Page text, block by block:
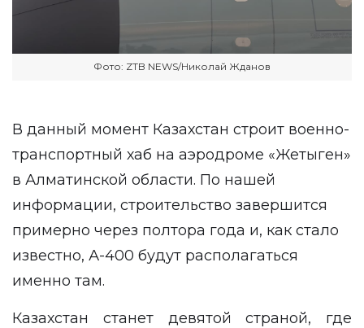
Фото: ZTB NEWS/Николай Жданов
В данный момент Казахстан строит военно-
транспортный хаб на аэродроме «Жетыген»
в Алматинской области. По нашей
информации, строительство завершится
примерно через полтора года и, как стало
известно, А-400 будут располагаться
именно там.
Казахстан станет девятой страной, где